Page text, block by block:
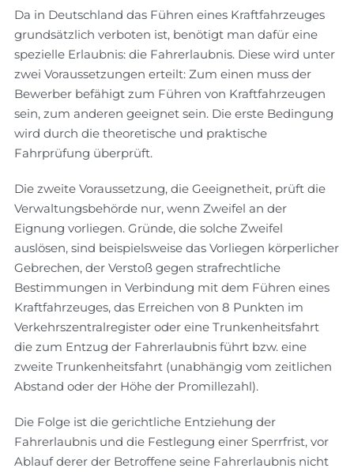
Da in Deutschland das Führen eines Kraftfahrzeuges
grundsätzlich verboten ist, benötigt man dafür eine
spezielle Erlaubnis: die Fahrerlaubnis. Diese wird unter
zwei Voraussetzungen erteilt: Zum einen muss der
Bewerber befähigt zum Führen von Kraftfahrzeugen
sein, zum anderen geeignet sein. Die erste Bedingung
wird durch die theoretische und praktische
Fahrprüfung überprüft.
Die zweite Voraussetzung, die Geeignetheit, prüft die
Verwaltungsbehörde nur, wenn Zweifel an der
Eignung vorliegen. Gründe, die solche Zweifel
auslösen, sind beispielsweise das Vorliegen körperlicher
Gebrechen, der Verstoß gegen strafrechtliche
Bestimmungen in Verbindung mit dem Führen eines
Kraftfahrzeuges, das Erreichen von 8 Punkten im
Verkehrszentralregister oder eine Trunkenheitsfahrt
die zum Entzug der Fahrerlaubnis führt bzw. eine
zweite Trunkenheitsfahrt (unabhängig vom zeitlichen
Abstand oder der Höhe der Promillezahl).
Die Folge ist die gerichtliche Entziehung der
Fahrerlaubnis und die Festlegung einer Sperrfrist, vor
Ablauf derer der Betroffene seine Fahrerlaubnis nicht